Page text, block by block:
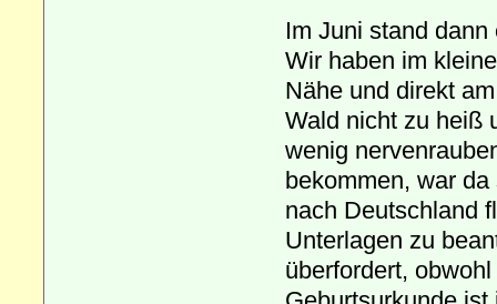
Im Juni stand
Wir haben im
Nähe und direkt
Wald nicht zu heiß
wenig
bekommen, war
nach Deutschland
Unterlagen zu
überfordert,